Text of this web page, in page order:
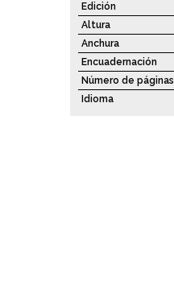
Edición
Altura
Anchura
Encuadernación
Número de páginas
Idioma